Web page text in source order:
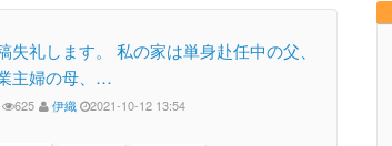
失礼します。 私の家は単身赴任中の父、
主婦の母、…
625 伊織 2021-10-12 13:54